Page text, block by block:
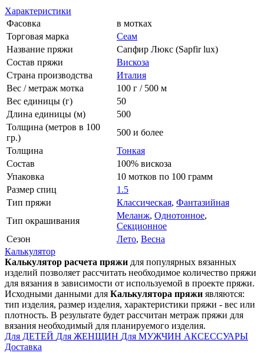
Характеристики
Фасовка
в мотках
Торговая марка
Сеам
Название пряжи
Сапфир Люкс (Sapfir lux)
Состав пряжи
Вискоза
Страна производства
Италия
Вес / метраж мотка
100 г / 500 м
Вес единицы (г)
50
Длина единицы (м)
500
Толщина (метров в 100
гр.)
500 и более
Толщина
Тонкая
Состав
100% вискоза
Упаковка
10 мотков по 100 грамм
Размер спиц
1.5
Тип пряжи
Классическая, Фантазийная
Тип окрашивания
Меланж, Однотонное,
Секционное
Сезон
Лето, Весна
Калькулятор
Калькулятор расчета пряжи для популярных вязанных
изделий позволяет рассчитать необходимое количество пряжи
для вязания в зависимости от используемой в проекте пряжи.
Исходными данными для Калькулятора пряжи являются:
тип изделия, размер изделия, характеристики пряжи - вес или
плотность. В результате будет рассчитан метраж пряжи для
вязания необходимый для планируемого изделия.
Для ДЕТЕЙ Для ЖЕНЩИН Для МУЖЧИН АКСЕССУАРЫ
Доставка